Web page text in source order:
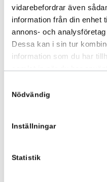
vidarebefordrar även
information från din enhet
annons- och
Dessa kan i sin tur
information som du har
Nödvändig
Inställningar
Statistik
Lägg i varukorg
cm